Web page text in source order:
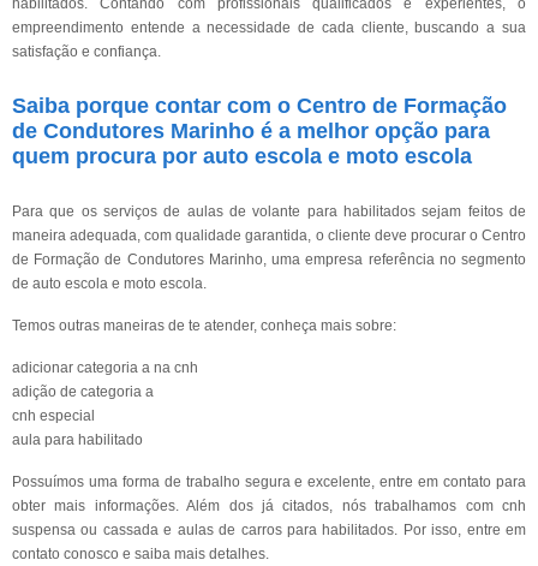
habilitados. Contando com profissionais qualificados e experientes, o
empreendimento entende a necessidade de cada cliente, buscando a sua
satisfação e confiança.
Saiba porque contar com o Centro de Formação
de Condutores Marinho é a melhor opção para
quem procura por auto escola e moto escola
Para que os serviços de aulas de volante para habilitados sejam feitos de
maneira adequada, com qualidade garantida, o cliente deve procurar o Centro
de Formação de Condutores Marinho, uma empresa referência no segmento
de auto escola e moto escola.
Temos outras maneiras de te atender, conheça mais sobre:
adicionar categoria a na cnh
adição de categoria a
cnh especial
aula para habilitado
Possuímos uma forma de trabalho segura e excelente, entre em contato para
obter mais informações. Além dos já citados, nós trabalhamos com cnh
suspensa ou cassada e aulas de carros para habilitados. Por isso, entre em
contato conosco e saiba mais detalhes.